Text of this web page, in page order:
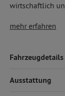
wirtschaftlich
Laderaum bis
modernen
und
Einparkhilfe
Android Auto
mehr erfahren
Fahrzeugdetails
Ausstattung